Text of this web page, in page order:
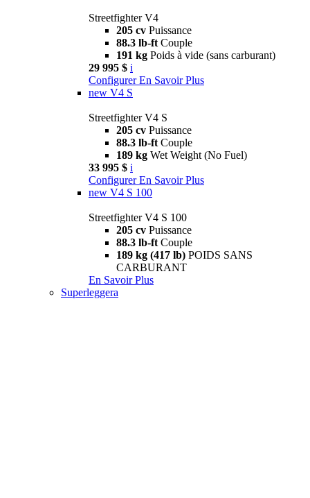
Streetfighter V4
205 cv Puissance
88.3 lb-ft Couple
191 kg Poids à vide (sans carburant)
29 995 $ i
Configurer En Savoir Plus
new V4 S
Streetfighter V4 S
205 cv Puissance
88.3 lb-ft Couple
189 kg Wet Weight (No Fuel)
33 995 $ i
Configurer En Savoir Plus
new V4 S 100
Streetfighter V4 S 100
205 cv Puissance
88.3 lb-ft Couple
189 kg (417 lb) POIDS SANS
CARBURANT
En Savoir Plus
Superleggera